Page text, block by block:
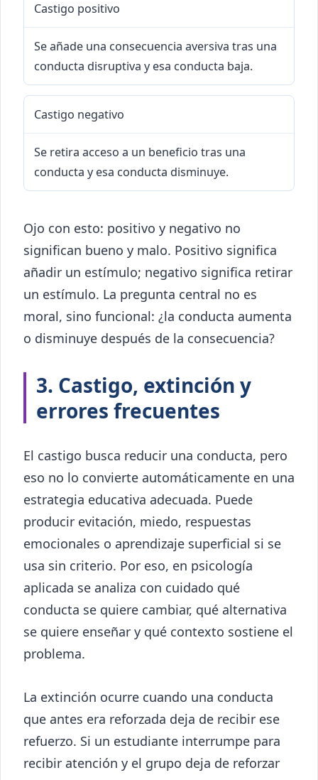
Castigo positivo
Se añade una consecuencia aversiva tras una
conducta disruptiva y esa conducta baja.
Castigo negativo
Se retira acceso a un beneficio tras una
conducta y esa conducta disminuye.
Ojo con esto: positivo y negativo no
significan bueno y malo. Positivo significa
añadir un estímulo; negativo significa retirar
un estímulo. La pregunta central no es
moral, sino funcional: ¿la conducta aumenta
o disminuye después de la consecuencia?
3. Castigo, extinción y
errores frecuentes
El castigo busca reducir una conducta, pero
eso no lo convierte automáticamente en una
estrategia educativa adecuada. Puede
producir evitación, miedo, respuestas
emocionales o aprendizaje superficial si se
usa sin criterio. Por eso, en psicología
aplicada se analiza con cuidado qué
conducta se quiere cambiar, qué alternativa
se quiere enseñar y qué contexto sostiene el
problema.
La extinción ocurre cuando una conducta
que antes era reforzada deja de recibir ese
refuerzo. Si un estudiante interrumpe para
recibir atención y el grupo deja de reforzar